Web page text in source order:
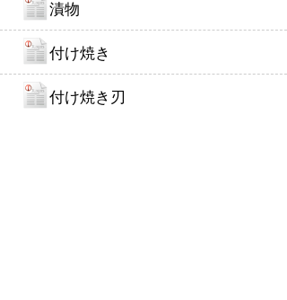
漬物
付け焼き
付け焼き刃